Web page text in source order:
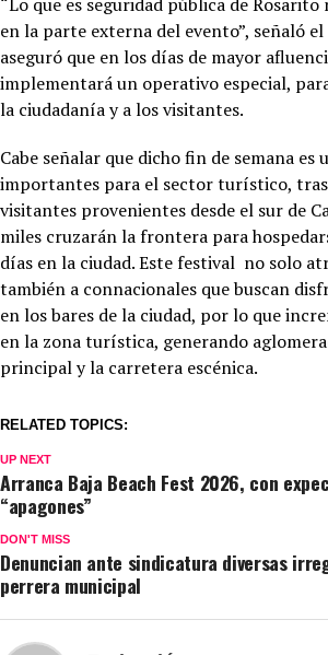
en la parte externa del evento”, señaló
aseguró que en los días de mayor
implementará un operativo especial,
la ciudadanía y a los visitantes.
Cabe señalar que dicho fin de semana es
importantes para el sector turístico,
visitantes provenientes desde el sur de
miles cruzarán la frontera para
días en la ciudad. Este festival no solo
también a connacionales que buscan
en los bares de la ciudad, por lo que
en la zona turística, generando
principal y la carretera escénica.
RELATED TOPICS:
UP NEXT
Arranca Baja Beach Fest 2026, con
“apagones”
DON'T MISS
Denuncian ante sindicatura diversas
perrera municipal